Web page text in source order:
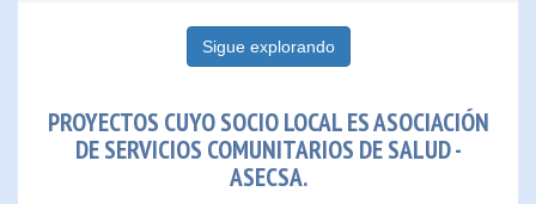
Sigue explorando
PROYECTOS CUYO SOCIO LOCAL ES ASOCIACIÓN
DE SERVICIOS COMUNITARIOS DE SALUD -
ASECSA.